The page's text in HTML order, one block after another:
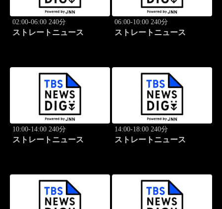
02:00-06:00 240分
ストレートニュース
06:00-10:00 240分
ストレートニュース
10:00-14:00 240分
ストレートニュース
14:00-18:00 240分
ストレートニュース